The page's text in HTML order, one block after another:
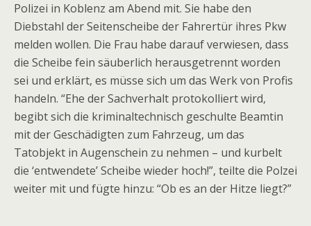
Polizei in Koblenz am Abend mit. Sie habe den
Diebstahl der Seitenscheibe der Fahrertür ihres Pkw
melden wollen. Die Frau habe darauf verwiesen, dass
die Scheibe fein säuberlich herausgetrennt worden
sei und erklärt, es müsse sich um das Werk von Profis
handeln. “Ehe der Sachverhalt protokolliert wird,
begibt sich die kriminaltechnisch geschulte Beamtin
mit der Geschädigten zum Fahrzeug, um das
Tatobjekt in Augenschein zu nehmen – und kurbelt
die ‘entwendete’ Scheibe wieder hoch!”, teilte die Polzei
weiter mit und fügte hinzu: “Ob es an der Hitze liegt?”